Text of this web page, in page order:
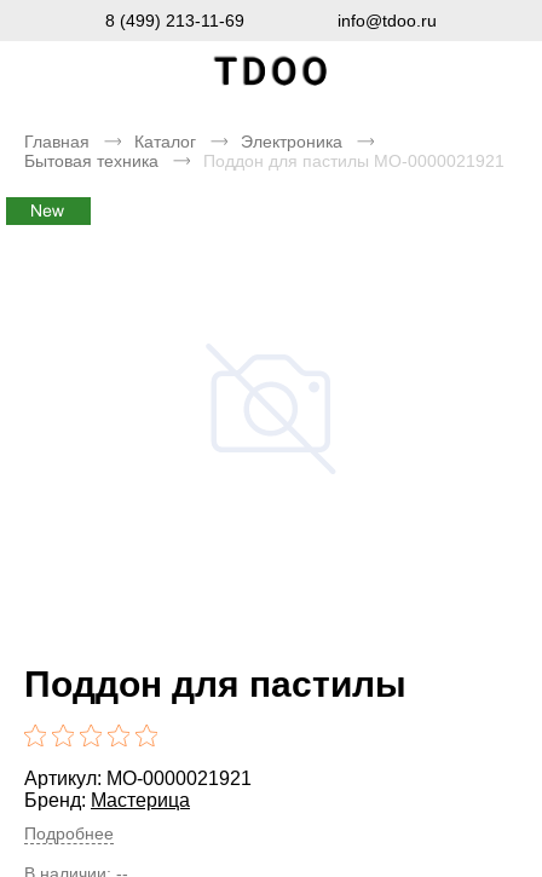
8 (499) 213-11-69 info@tdoo.ru
Главная Каталог
Электроника
Бытовая техника
Поддон для пастилы MO-0000021921
Поддон для пастилы
Артикул: MO-0000021921
Бренд: Мастерица
Подробнее